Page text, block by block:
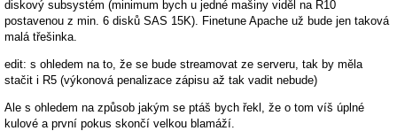
diskový subsystém (minimum bych u jedné mašiny viděl na R10
postavenou z min. 6 disků SAS 15K). Finetune Apache už bude jen taková
malá třešinka.
edit: s ohledem na to, že se bude streamovat ze serveru, tak by měla
stačit i R5 (výkonová penalizace zápisu až tak vadit nebude)
Ale s ohledem na způsob jakým se ptáš bych řekl, že o tom víš úplné
kulové a první pokus skončí velkou blamáží.